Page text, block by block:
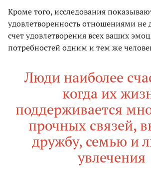
Кроме того, исследования
удовлетворенность отношениями не
счет удовлетворения всех ваших
потребностей одним и тем же
Люди наиболее
когда их
поддерживается
прочных связей,
дружбу, семью и
увлечения